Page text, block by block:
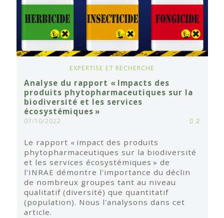
EXPERTISE ET RECHERCHE
Analyse du rapport « Impacts des
produits phytopharmaceutiques sur la
biodiversité et les services
écosystémiques »
07/10/2022 2
Le rapport « impact des produits
phytopharmaceutiques sur la biodiversité
et les services écosystémiques » de
l'INRAE démontre l'importance du déclin
de nombreux groupes tant au niveau
qualitatif (diversité) que quantitatif
(population). Nous l'analysons dans cet
article.